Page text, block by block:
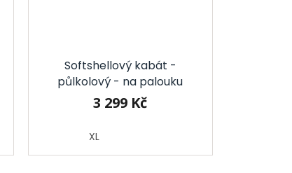
Softshellový kabát -
půlkolový - na palouku
3 299 Kč
XL